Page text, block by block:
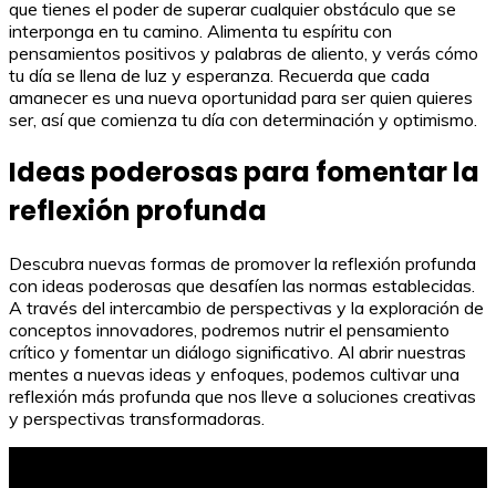
que tienes el poder de superar cualquier obstáculo que se
interponga en tu camino. Alimenta tu espíritu con
pensamientos positivos y palabras de aliento, y verás cómo
tu día se llena de luz y esperanza. Recuerda que cada
amanecer es una nueva oportunidad para ser quien quieres
ser, así que comienza tu día con determinación y optimismo.
Ideas poderosas para fomentar la
reflexión profunda
Descubra nuevas formas de promover la reflexión profunda
con ideas poderosas que desafíen las normas establecidas.
A través del intercambio de perspectivas y la exploración de
conceptos innovadores, podremos nutrir el pensamiento
crítico y fomentar un diálogo significativo. Al abrir nuestras
mentes a nuevas ideas y enfoques, podemos cultivar una
reflexión más profunda que nos lleve a soluciones creativas
y perspectivas transformadoras.